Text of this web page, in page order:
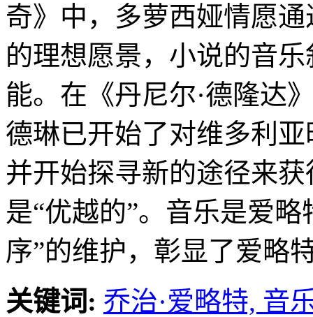
奇》中，多萝西娅情愿
的理想愿景，小说的音
能。在《丹尼尔·德隆达
德琳已开始了对维多利
并开始探寻新的途径来
是“优越的”。音乐是爱
序”的维护，彰显了爱略
关键词: 乔治·爱略特, 音